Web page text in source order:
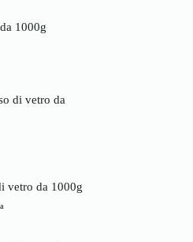
1000g
di vetro da
vetro da 1000g